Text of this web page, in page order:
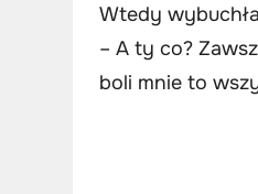
Wtedy
– A ty co?
boli mnie to